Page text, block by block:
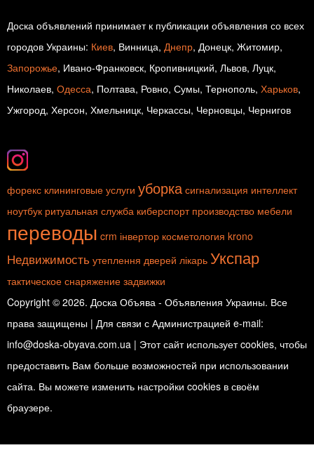
Доска объявлений принимает к публикации объявления со всех
городов Украины: Киев, Винница, Днепр, Донецк, Житомир,
Запорожье, Ивано-Франковск, Кропивницкий, Львов, Луцк,
Николаев, Одесса, Полтава, Ровно, Сумы, Тернополь, Харьков,
Ужгород, Херсон, Хмельницк, Черкассы, Черновцы, Чернигов
форекс клининговые услуги уборка сигнализация интеллект
ноутбук ритуальная служба киберспорт производство мебели
переводы crm інвертор косметология krono
Недвижимость утеплення дверей лікарь Укспар
тактическое снаряжение задвижки
Copyright © 2026. Доска Объява - Объявления Украины. Все
права защищены | Для связи с Администрацией e-mail:
info@doska-obyava.com.ua | Этот сайт использует cookies, чтобы
предоставить Вам больше возможностей при использовании
сайта. Вы можете изменить настройки cookies в своём
браузере.